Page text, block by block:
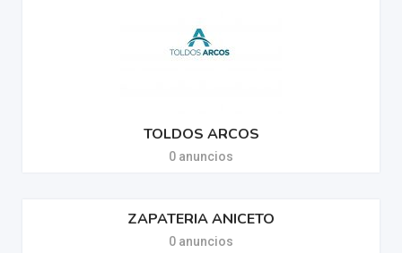
TOLDOS ARCOS
0 anuncios
ZAPATERIA ANICETO
0 anuncios